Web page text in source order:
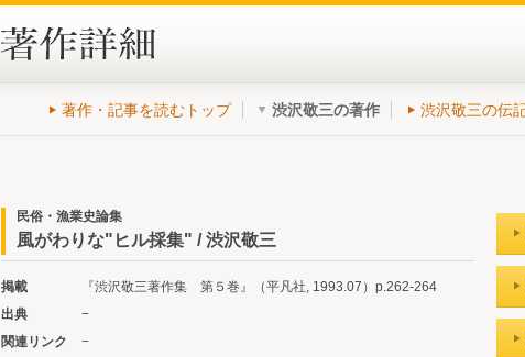
著作・記事を読むトップ 渋沢敬三の著作 渋沢敬三の伝
民俗・漁業史論集
風がわりな"ヒル採集" / 渋沢敬三
掲載
『渋沢敬三著作集 第５巻』（平凡社, 1993.07）p.262-264
出典
−
関連リンク
−